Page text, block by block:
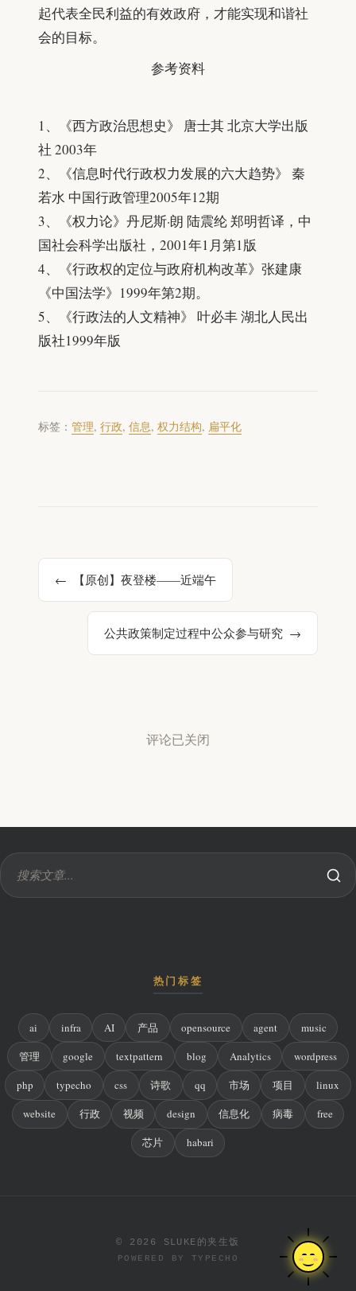
起代表全民利益的有效政府，才能实现和谐社
会的目标。
参 考 资 料
参考资料
1、《西方政治思想史》 唐士其 北京大学出版
社 2003年
2、《信息时代行政权力发展的六大趋势》 秦
若水 中国行政管理2005年12期
3、《权力论》丹尼斯·朗 陆震纶 郑明哲译，中
国社会科学出版社，2001年1月第1版
4、《行政权的定位与政府机构改革》张建康
《中国法学》1999年第2期。
5、《行政法的人文精神》 叶必丰 湖北人民出
版社1999年版
标签： 管理, 行政, 信息, 权力结构, 扁平化
【原创】夜登楼——近端午
公共政策制定过程中公众参与研究
评论已关闭
热门标签
ai infra AI 产品 opensource agent music
管理 google textpattern blog Analytics wordpress
php typecho css 诗歌 qq 市场 项目 linux
website 行政 视频 design 信息化 病毒 free
芯片 habari
© 2026 SLUKE的夹生饭
POWERED BY TYPECHO